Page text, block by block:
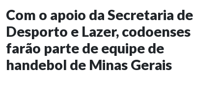
Com o apoio da Secretaria de
Desporto e Lazer, codoenses
farão parte de equipe de
handebol de Minas Gerais